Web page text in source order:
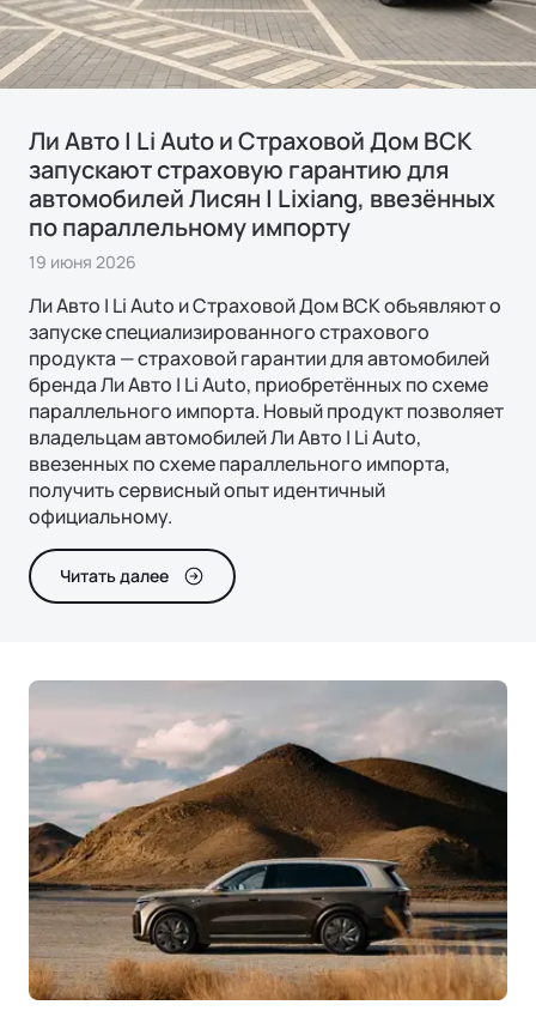
Ли Л6 | Li L6
Городской 5-местный кроссовер
Подробнее
Ли Л7 | Li L7
Универсальный 5-местный кроссовер
ОТ 7 820 000 ₽
Ли Л9 | Li L9
Флагманский 6-местный кроссовер
ОТ 9 650 000 ₽
Подробнее
КОРПОРАТИВНЫЕ ПРОДАЖИ
Корпоративным клиентам
ФИНАНСЫ И УСЛУГИ
Финансовые программы
Трейд-ин
Страхование
Страховая гарантия
Руководства по эксплуатации
Акустический комфорт (NVH)
Интеллектуальные ассистенты
Обновление ПО
Операционная система
СОТРУДНИЧЕСТВО
Контакты
Ли Авто | Li Auto и Страховой Дом ВСК
запускают страховую гарантию для
автомобилей Лисян | Lixiang, ввезённых
по параллельному импорту
19 июня 2026
Ли Авто | Li Auto и Страховой Дом ВСК объявляют о
запуске специализированного страхового
продукта — страховой гарантии для автомобилей
бренда Ли Авто | Li Auto, приобретённых по схеме
параллельного импорта. Новый продукт позволяет
владельцам автомобилей Ли Авто | Li Auto,
ввезенных по схеме параллельного импорта,
получить сервисный опыт идентичный
официальному.
Читать далее